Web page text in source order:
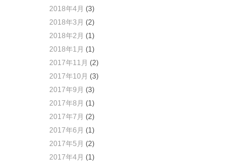
2018年4月 (3)
2018年3月 (2)
2018年2月 (1)
2018年1月 (1)
2017年11月 (2)
2017年10月 (3)
2017年9月 (3)
2017年8月 (1)
2017年7月 (2)
2017年6月 (1)
2017年5月 (2)
2017年4月 (1)